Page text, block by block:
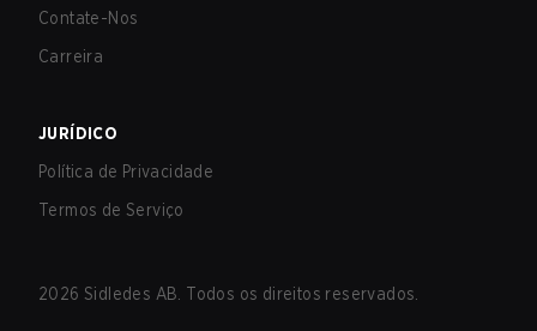
Contate-Nos
Carreira
JURÍDICO
Política de Privacidade
Termos de Serviço
2026 Sidledes AB. Todos os direitos reservados.